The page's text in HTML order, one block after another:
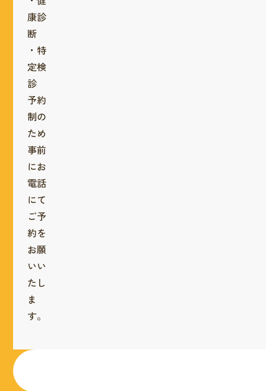
康診
断
・特
定検
診
予約
制の
ため
事前
にお
電話
にて
ご予
約を
お願
いい
たし
ま
す。